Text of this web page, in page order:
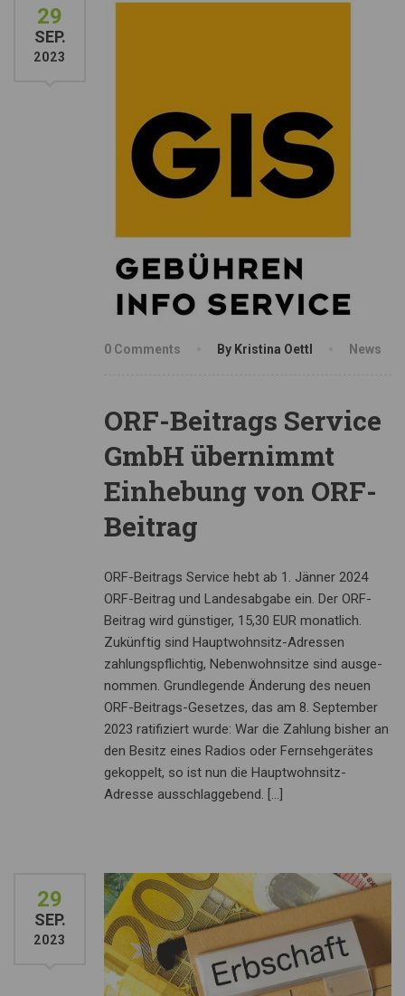
29
SEP.
2023
0 Comments By Kristina Oettl News
ORF-Beitrags Service
GmbH übernimmt
Einhebung von ORF-
Beitrag
ORF-Beitrags Service hebt ab 1. Jänner 2024
ORF-Beitrag und Landesabgabe ein. Der ORF-
Beitrag wird günstiger, 15,30 EUR monat­lich.
Zukünftig sind Hauptwohnsitz-Adressen
zahlungspflichtig, Nebenwohnsitze sind ausge­
nommen. Grundlegende Änderung des neuen
ORF-Bei­trags-Gesetzes, das am 8. September
2023 ra­tifiziert wurde: War die Zahlung bisher an
den Besitz eines Radios oder Fernsehgerätes
gekoppelt, so ist nun die Hauptwohnsitz-
Adresse ausschlaggebend. […]
29
SEP.
2023